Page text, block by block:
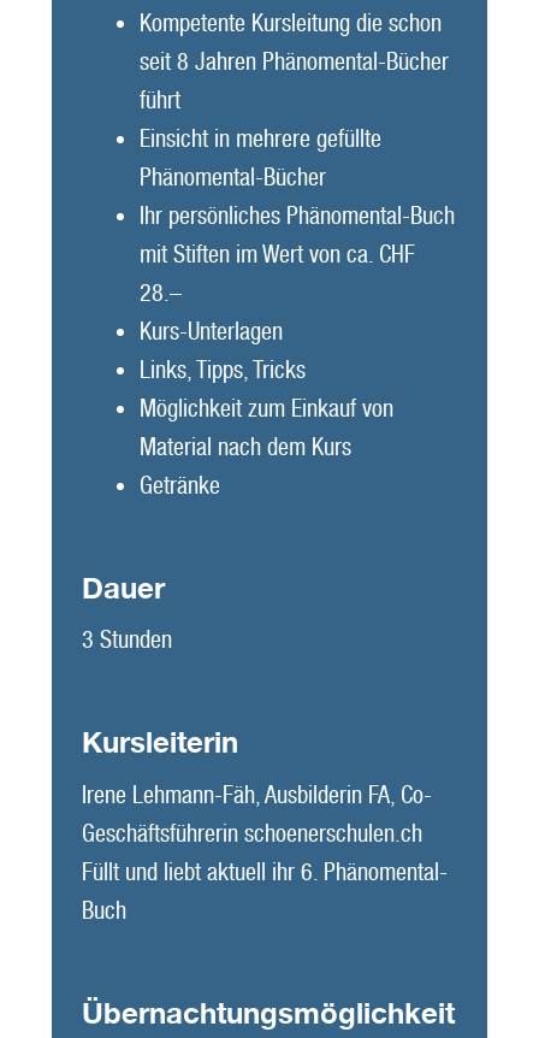
Kompetente Kursleitung die schon
seit 8 Jahren Phänomental-Bücher
führt
Einsicht in mehrere gefüllte
Phänomental-Bücher
Ihr persönliches Phänomental-Buch
mit Stiften im Wert von ca. CHF
28.–
Kurs-Unterlagen
Links, Tipps, Tricks
Möglichkeit zum Einkauf von
Material nach dem Kurs
Getränke
Dauer
3 Stunden
Kursleiterin
Irene Lehmann-Fäh, Ausbilderin FA, Co-
Geschäftsführerin schoenerschulen.ch
Füllt und liebt aktuell ihr 6. Phänomental-
Buch
Übernachtungsmöglichkeit